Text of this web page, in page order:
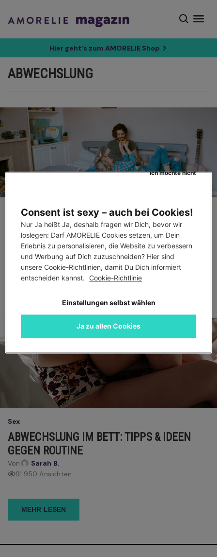
Hier geht’s zum AMORELIE Shop
ABWECHSLUNG
Ratgeber
STAYCATION: URLAUB ZUHAUSE
Werner Beckmann
431 Ansichten
Sex
ABWECHSLUNG IM BETT: TIPPS & IDEEN
GEGEN ROUTINE
Von
Sarah B.
91.950 Ansichten
MEHR LESEN
Consent ist sexy – auch bei Cookies!
Nur Ja heißt Ja, deshalb fragen wir Dich, bevor wir
loslegen: Darf AMORELIE Cookies setzen, um Dein
Erlebnis zu personalisieren, die Website zu verbessern
und Werbung auf Dich zuzuschneiden? Hier sind
unsere Cookie-Richtlinien, damit Du Dich informiert
entscheiden kannst.
Cookie-Richtlinie
Einstellungen selbst wählen
Ich möchte nicht
Ja zu allen Cookies